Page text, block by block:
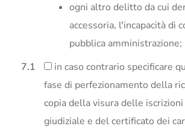
ogni altro delitto da cui
accessoria, l'incapacità di
pubblica amministrazione;
in caso contrario specificare
fase di perfezionamento della
copia della visura delle
giudiziale e del certificato dei